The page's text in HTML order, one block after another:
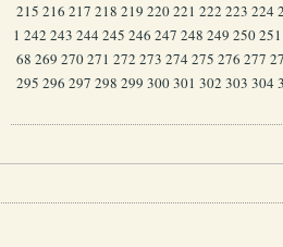
215 216 217 218 219 220221 222 223 224
1 242 243 244 245 246 247 248 249 250251
68 269 270271 272 273 274 275 276 277
295 296 297 298 299 300301 302 303 304